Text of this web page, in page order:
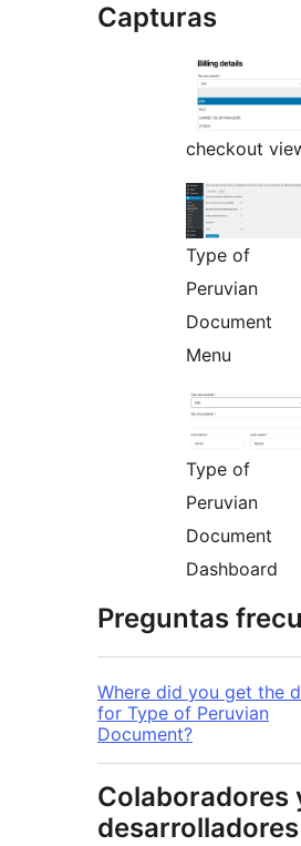
Capturas
checkout
Type of
Peruvian
Document
Menu
Type of
Peruvian
Document
Dashboard
Preguntas
Where did you get the
for Type of Peruvian
Document?
Colaboradores
desarrolladores